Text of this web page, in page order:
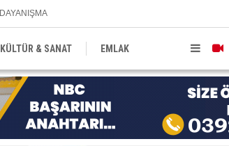
DAYANIŞMA
KÜLTÜR & SANAT EMLAK
SEKTÖR